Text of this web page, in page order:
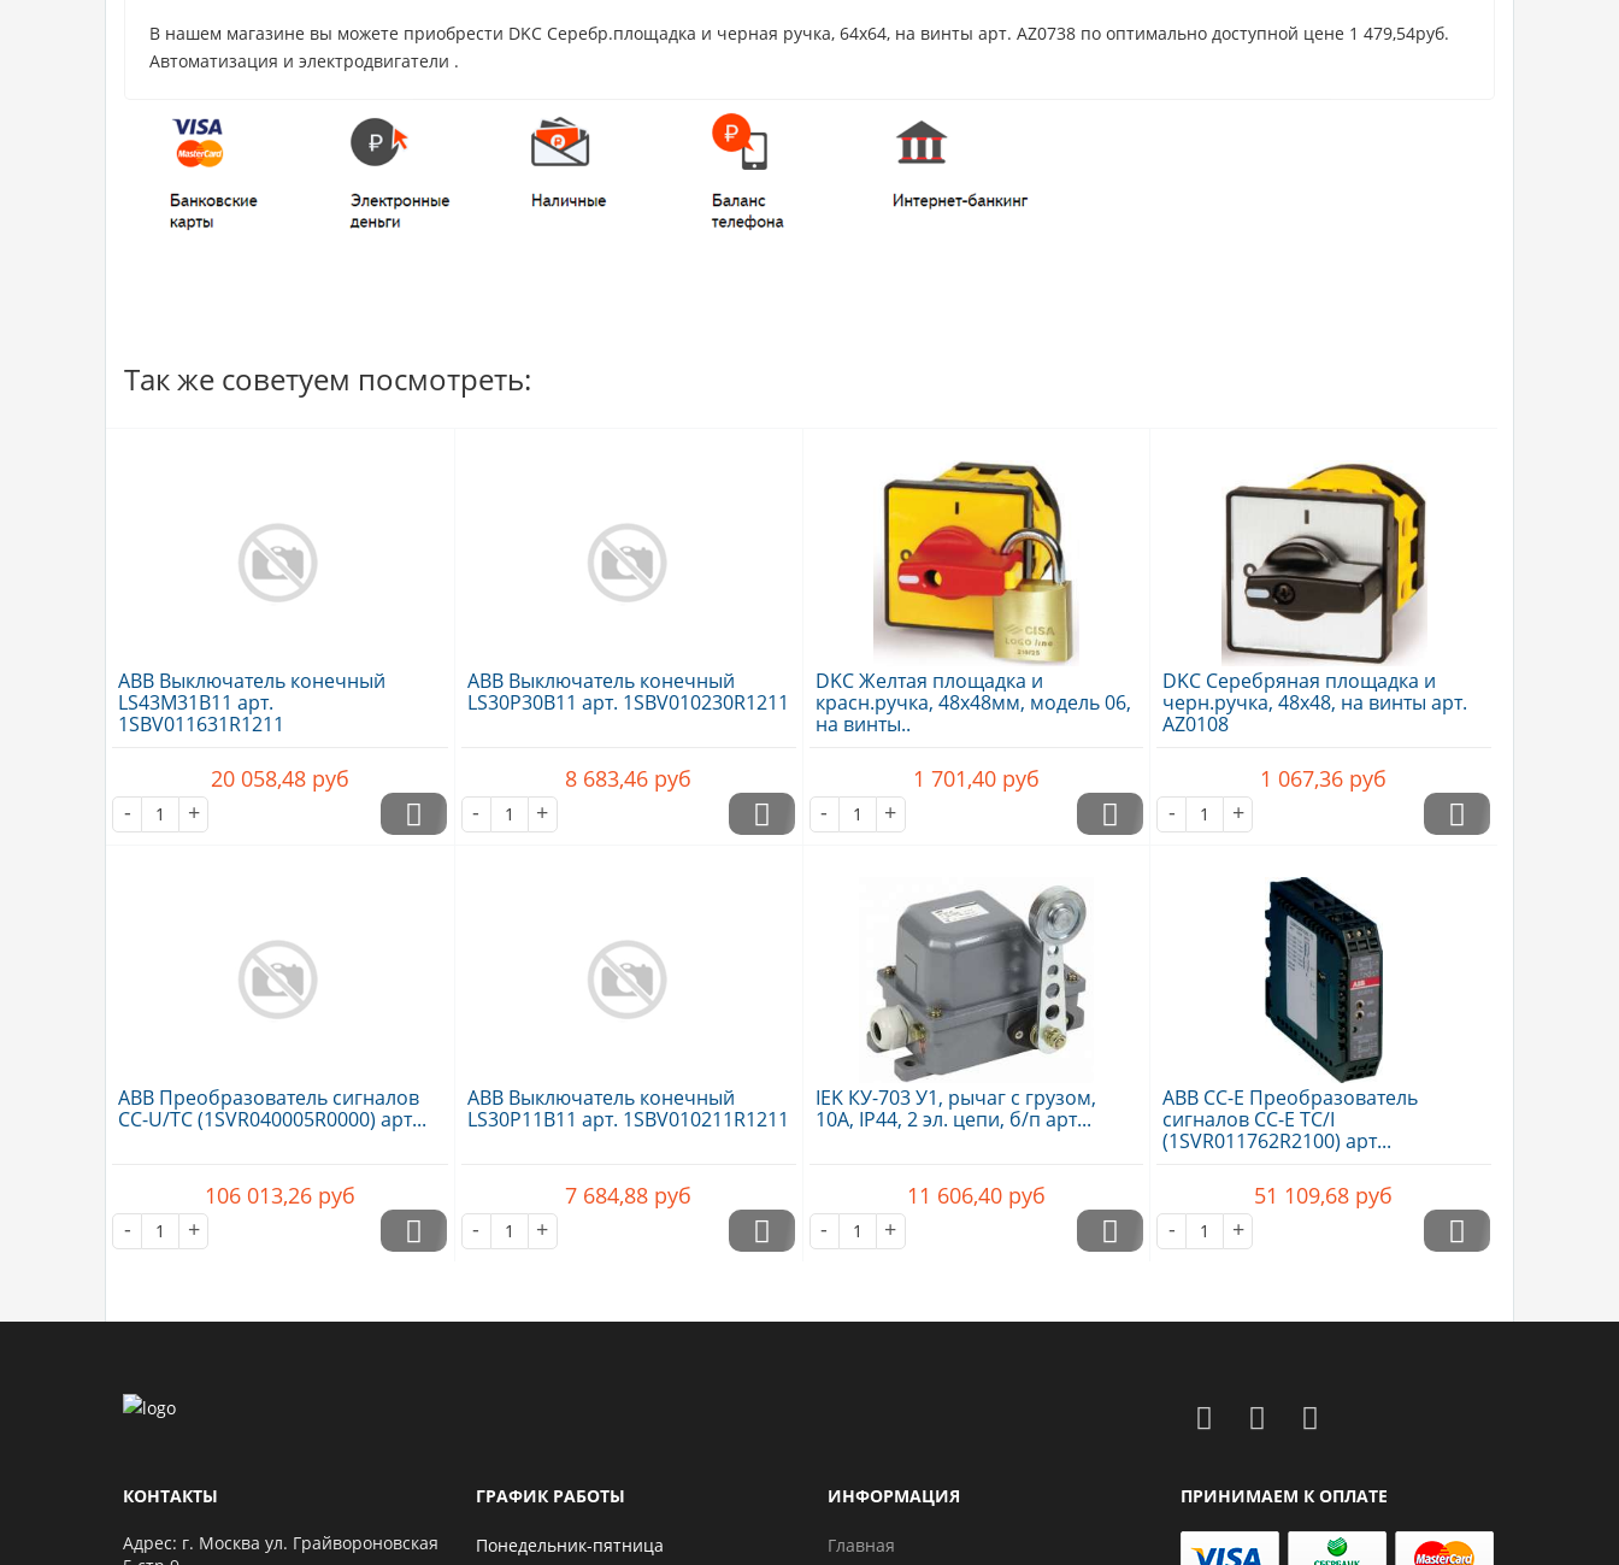
В нашем магазине вы можете приобрести DKC Серебр.площадка и черная ручка, 64х64, на винты арт. AZ0738 по оптимально доступной цене 1 479,54руб.
Автоматизация и электродвигатели .
Так же советуем посмотреть:
ABB Выключатель конечный
LS43M31B11 арт.
1SBV011631R1211
20 058,48 руб
-
+
ABB Выключатель конечный
LS30P30B11 арт. 1SBV010230R1211
8 683,46 руб
-
+
DKC Желтая площадка и
красн.ручка, 48х48мм, модель 06,
на винты..
1 701,40 руб
-
+
DKC Серебряная площадка и
черн.ручка, 48х48, на винты арт.
AZ0108
1 067,36 руб
-
+
ABB Преобразователь сигналов
CC-U/TC (1SVR040005R0000) арт...
106 013,26 руб
-
+
ABB Выключатель конечный
LS30P11B11 арт. 1SBV010211R1211
7 684,88 руб
-
+
IEK КУ-703 У1, рычаг с грузом,
10А, IP44, 2 эл. цепи, б/п арт...
11 606,40 руб
-
+
ABB CC-E Преобразователь
сигналов CC-E TC/I
(1SVR011762R2100) арт...
51 109,68 руб
-
+
КОНТАКТЫ
Адрес: г. Москва ул. Грайвороновская
ГРАФИК РАБОТЫ
Понедельник-пятница
ИНФОРМАЦИЯ
Главная
ПРИНИМАЕМ К ОПЛАТЕ